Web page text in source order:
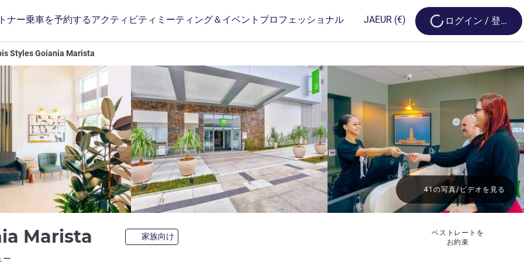
ナー乗車を予約するアクティビティ ミーティング＆イベント プロフェッショナル JAEUR (€) Loading...
ログイン / 登録
Styles Goiania Marista
Marista 3 つ星家族向け
ルズ)
ー
ベストレートを
お約束
41の写真/ビデオを見る